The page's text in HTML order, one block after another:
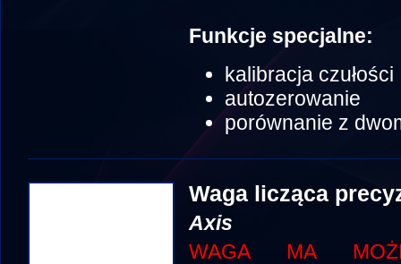
Funkcje specjalne:
kalibracja czułości
autozerowanie
porównanie z
Waga licząca
Axis
WAGA MA